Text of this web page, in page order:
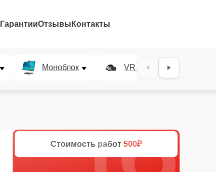
ГарантииОтзывы Контакты
Моноблок VR система
Стоимость работ 500₽